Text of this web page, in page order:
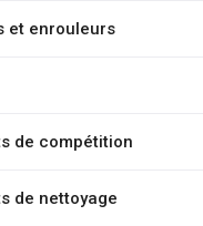
et enrouleurs
de compétition
de nettoyage